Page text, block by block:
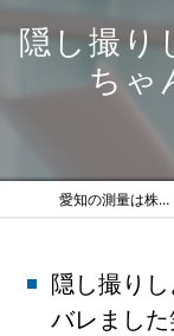
隠し撮り
ちゃ
愛知の測量は株式会社J.ace
隠し撮り
バレました